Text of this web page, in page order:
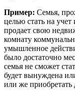
Пример: Семья,
целью стать на
продает свою
комнату
умышленное
было достаточно
семья не сможет
будет вынуждена
или же приобретать